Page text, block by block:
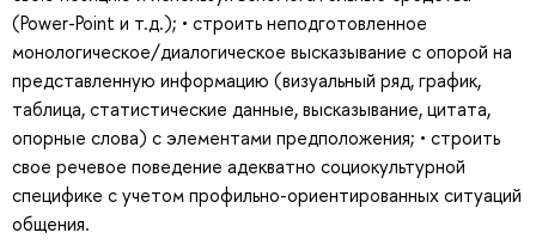
(Power-Point и т.д.); • строить неподготовленное
монологическое/диалогическое высказывание с опорой на
представленную информацию (визуальный ряд, график,
таблица, статистические данные, высказывание, цитата,
опорные слова) с элементами предположения; • строить
свое речевое поведение адекватно социокультурной
специфике с учетом профильно-ориентированных ситуаций
общения.